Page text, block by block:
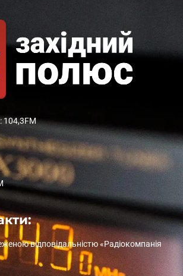
: 104,3FM
відповідальністю «Радіокомпанія